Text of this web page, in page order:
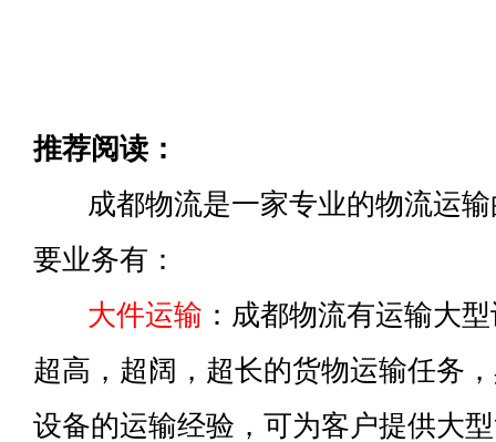
推荐阅读：
成都物流是一家专业的物流运输
要业务有：
大件运输 ：成都物流有运输大
超高，超阔，超长的货物运输任务
设备的运输经验，可为客户提供大